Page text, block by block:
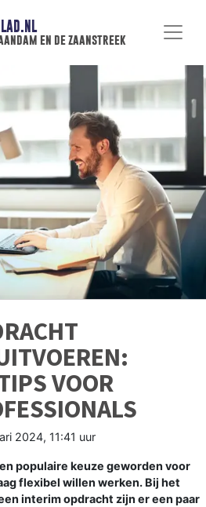
en de zaanstreek
VOOR
2024, 11:41 uur
populaire keuze geworden voor
flexibel willen werken. Bij het
interim opdracht zijn er een paar